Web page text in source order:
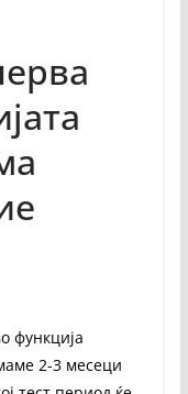
функција
2-3 месеци